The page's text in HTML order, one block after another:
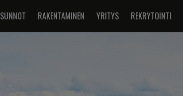
RAKENTAMINEN YRITYS REKRYTOINTI